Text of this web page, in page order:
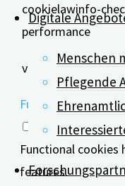
Digitale
Menschen
Pflegende
cookielawinfo-
performance
Functional
Functional
Functional
features.